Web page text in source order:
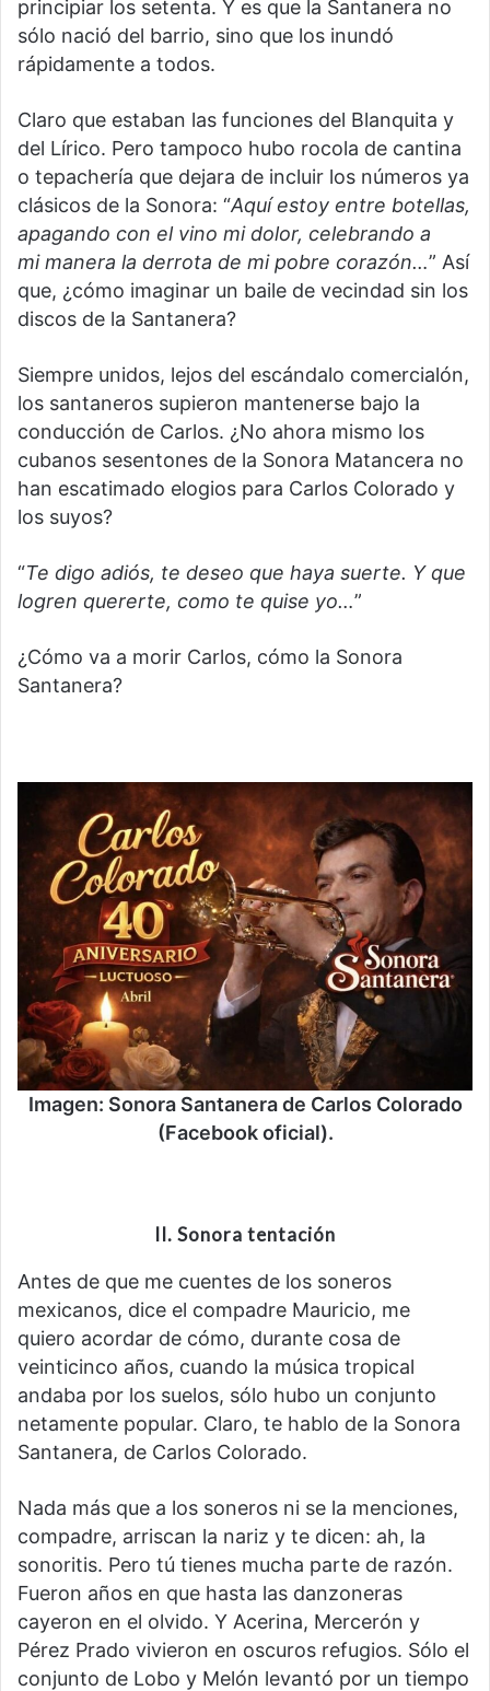
principiar los setenta. Y es que la Santanera no
sólo nació del barrio, sino que los inundó
rápidamente a todos.
Claro que estaban las funciones del Blanquita y
del Lírico. Pero tampoco hubo rocola de cantina
o tepachería que dejara de incluir los números ya
clásicos de la Sonora: “Aquí estoy entre botellas,
apagando con el vino mi dolor, celebrando a
mi manera la derrota de mi pobre corazón…” Así
que, ¿cómo imaginar un baile de vecindad sin los
discos de la Santanera?
Siempre unidos, lejos del escándalo comercialón,
los santaneros supieron mantenerse bajo la
conducción de Carlos. ¿No ahora mismo los
cubanos sesentones de la Sonora Matancera no
han escatimado elogios para Carlos Colorado y
los suyos?
“Te digo adiós, te deseo que haya suerte. Y que
logren quererte, como te quise yo…”
¿Cómo va a morir Carlos, cómo la Sonora
Santanera?
Imagen: Sonora Santanera de Carlos Colorado
(Facebook oficial).
II. Sonora tentación
Antes de que me cuentes de los soneros
mexicanos, dice el compadre Mauricio, me
quiero acordar de cómo, durante cosa de
veinticinco años, cuando la música tropical
andaba por los suelos, sólo hubo un conjunto
netamente popular. Claro, te hablo de la Sonora
Santanera, de Carlos Colorado.
Nada más que a los soneros ni se la menciones,
compadre, arriscan la nariz y te dicen: ah, la
sonoritis. Pero tú tienes mucha parte de razón.
Fueron años en que hasta las danzoneras
cayeron en el olvido. Y Acerina, Mercerón y
Pérez Prado vivieron en oscuros refugios. Sólo el
conjunto de Lobo y Melón levantó por un tiempo